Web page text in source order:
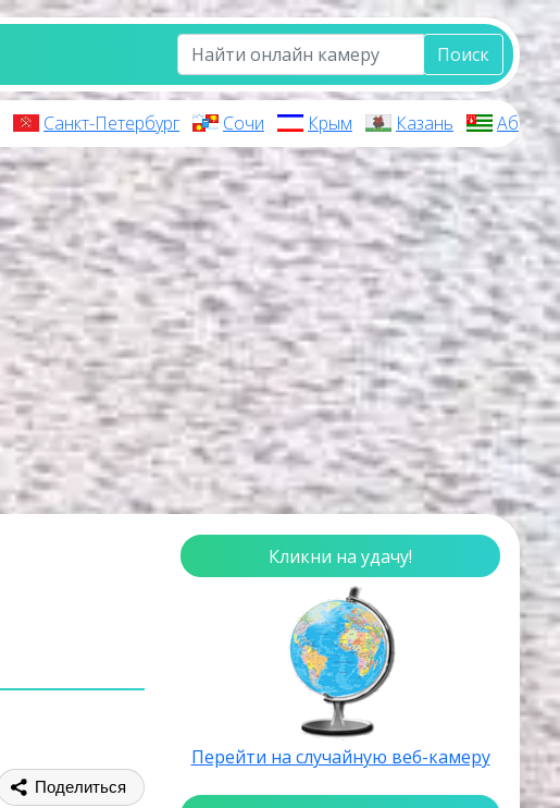
Поиск
Санкт-Петербург Сочи Крым Казань
Поделиться
Кликни на удачу!
Перейти на случайную веб-камеру